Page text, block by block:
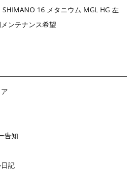
16 メタニウム MGL HG 左
ンテナンス希望
告知
記